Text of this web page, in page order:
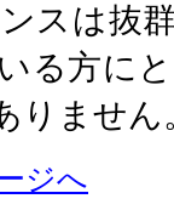
スは抜
る方に
りません
ジへ